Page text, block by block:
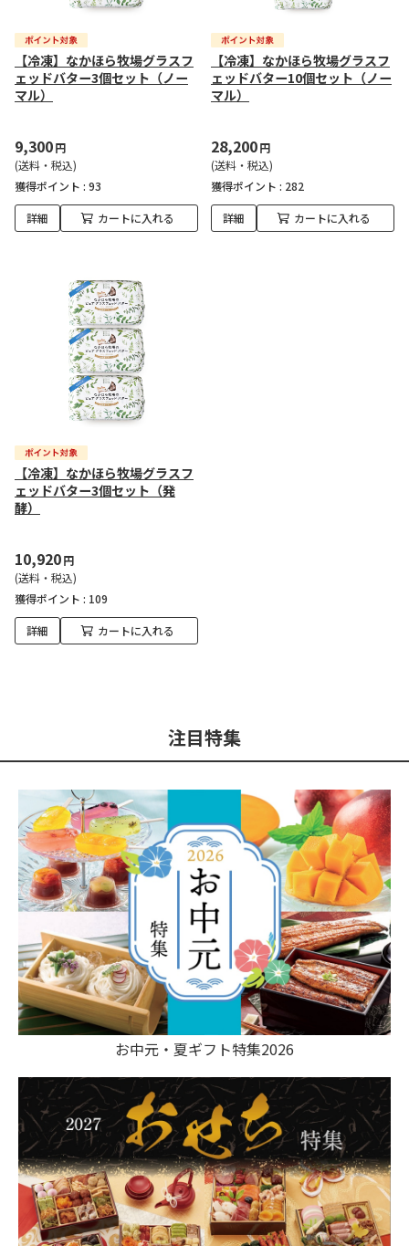
【冷凍】なかほら牧場グラスフ
ェッドバター3個セット（ノー
マル）
9,300円
(送料・税込)
獲得ポイント : 93
詳細 カートに入れる
【冷凍】なかほら牧場グラスフ
ェッドバター10個セット（ノー
マル）
28,200円
(送料・税込)
獲得ポイント : 282
詳細 カートに入れる
【冷凍】なかほら牧場グラスフ
ェッドバター3個セット（発
酵）
10,920円
(送料・税込)
獲得ポイント : 109
詳細 カートに入れる
注目特集
お中元・夏ギフト特集2026